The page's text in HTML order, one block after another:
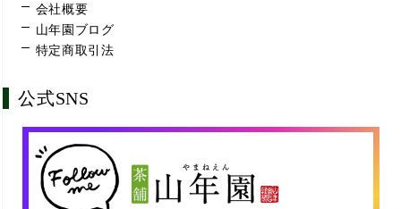
会社概要
山年園ブログ
特定商取引法
公式SNS